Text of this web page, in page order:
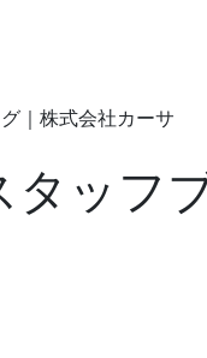
｜株式会社カーサ
ッフ